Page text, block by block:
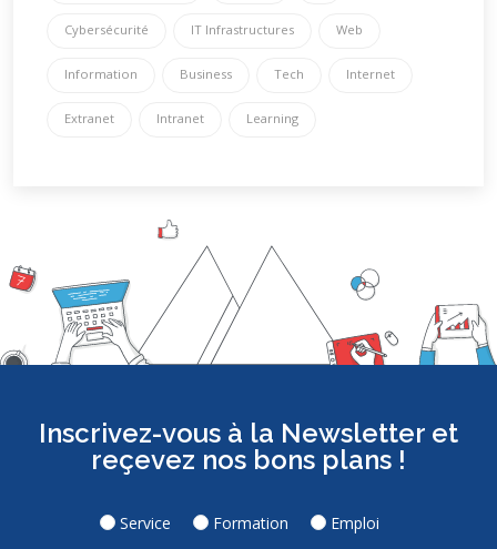
Cybersécurité IT Infrastructures Web
Information Business Tech Internet
Extranet Intranet Learning
Inscrivez-vous à la Newsletter et
reçevez nos bons plans !
Service Formation Emploi